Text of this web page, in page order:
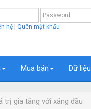
hệ Quên mật khẩu
Mua bán Dữ liệu
trị gia tăng với xăng dầu